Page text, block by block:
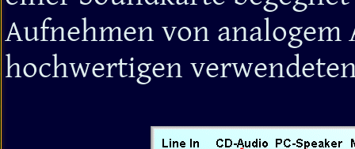
Aufnehmen von
hochwertigen